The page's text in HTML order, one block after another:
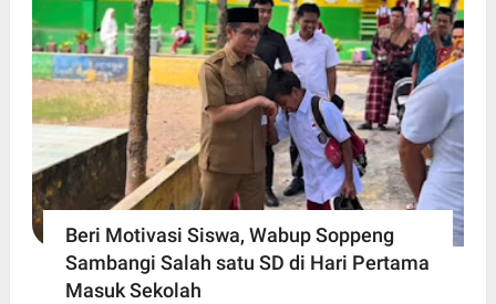
Beri Motivasi Siswa, Wabup Soppeng
Sambangi Salah satu SD di Hari Pertama
Masuk Sekolah